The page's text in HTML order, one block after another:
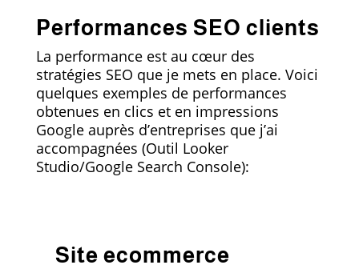
Performances SEO clients
La performance est au cœur des
stratégies SEO que je mets en place. Voici
quelques exemples de performances
obtenues en clics et en impressions
Google auprès d’entreprises que j’ai
accompagnées (Outil Looker
Studio/Google Search Console):
Site ecommerce